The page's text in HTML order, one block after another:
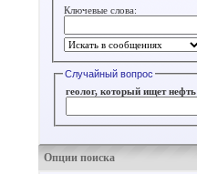
Ключевые слова:
Случайный вопрос
геолог, который ищет нефть
Опции поиска